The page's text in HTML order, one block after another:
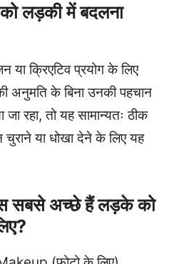
लड़की में बदलना
या क्रिएटिव प्रयोग के लिए
अनुमति के बिना उनकी पहचान
रहा, तो यह सामान्यतः ठीक
या धोखा देने के लिए यह
सबसे अच्छे हैं लड़के को